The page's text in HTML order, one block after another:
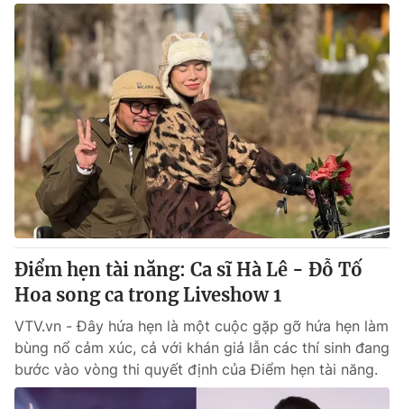
Khán giả
Giải sao mai
Sao
Du lịch
Làm đẹp
Chất lượng cuộc sống
Giáo dục
Tuyển sinh
Học trực tuyến
Công nghệ
Hitech Công nghệ tương lai
Sản phẩm
Thị trường
Tư vấn
Giao lưu trực tuyến
Lịch phát sóng
Chuyên mục khác
Emagazine Podcast
Photo Infographic
Video Shorts video
Điểm hẹn tài năng: Ca sĩ Hà Lê - Đỗ Tố
Hoa song ca trong Liveshow 1
VTV.vn - Đây hứa hẹn là một cuộc gặp gỡ hứa hẹn làm
bùng nổ cảm xúc, cả với khán giả lẫn các thí sinh đang
bước vào vòng thi quyết định của Điểm hẹn tài năng.